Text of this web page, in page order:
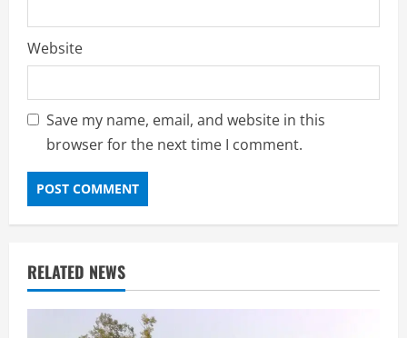
Website
Save my name, email, and website in this
browser for the next time I comment.
RELATED NEWS